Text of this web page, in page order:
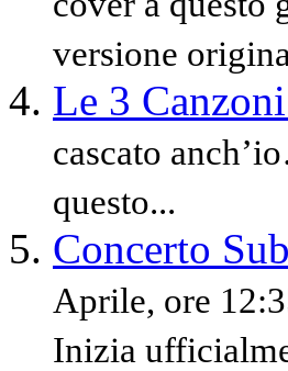
versione
Le 3
cascato
questo...
Concerto
Aprile, ore
Inizia